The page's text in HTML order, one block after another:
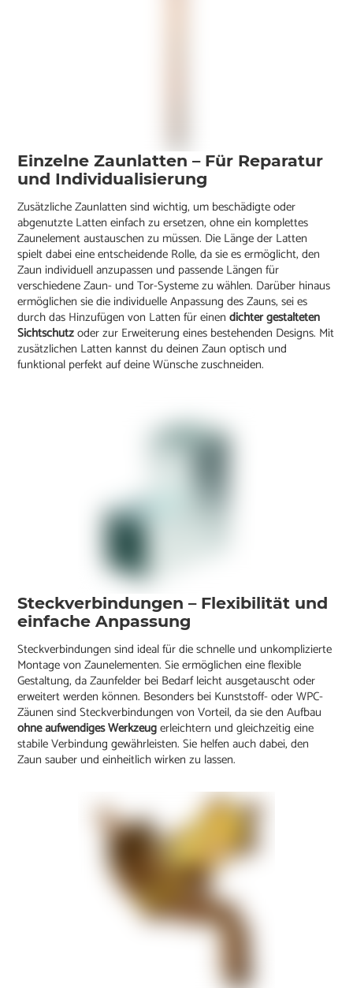
Einzelne Zaunlatten – Für Reparatur
und Individualisierung
Zusätzliche Zaunlatten sind wichtig, um beschädigte oder
abgenutzte Latten einfach zu ersetzen, ohne ein komplettes
Zaunelement austauschen zu müssen. Die Länge der Latten
spielt dabei eine entscheidende Rolle, da sie es ermöglicht, den
Zaun individuell anzupassen und passende Längen für
verschiedene Zaun- und Tor-Systeme zu wählen. Darüber hinaus
ermöglichen sie die individuelle Anpassung des Zauns, sei es
durch das Hinzufügen von Latten für einendichter gestalteten
Sichtschutzoder zur Erweiterung eines bestehenden Designs. Mit
zusätzlichen Latten kannst du deinen Zaun optisch und
funktional perfekt auf deine Wünsche zuschneiden.
Steckverbindungen – Flexibilität und
einfache Anpassung
Steckverbindungen sind ideal für die schnelle und unkomplizierte
Montage von Zaunelementen. Sie ermöglichen eine flexible
Gestaltung, da Zaunfelder bei Bedarf leicht ausgetauscht oder
erweitert werden können. Besonders bei Kunststoff- oder WPC-
Zäunen sind Steckverbindungen von Vorteil, da sie den Aufbau
ohne aufwendiges Werkzeugerleichtern und gleichzeitig eine
stabile Verbindung gewährleisten. Sie helfen auch dabei, den
Zaun sauber und einheitlich wirken zu lassen.